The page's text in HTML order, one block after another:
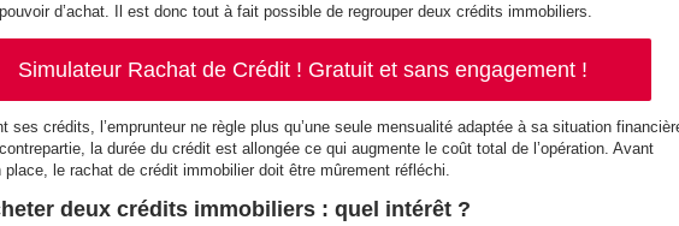
d’achat. Il est donc tout à fait possible de regrouper deux crédits immobiliers.
Simulateur Rachat de Crédit ! Gratuit et sans engagement !
ses crédits, l’emprunteur ne règle plus qu’une seule mensualité adaptée à sa situation
la durée du crédit est allongée ce qui augmente le coût total de l’opération. Avant
place, le rachat de crédit immobilier doit être mûrement réfléchi.
deux crédits immobiliers : quel intérêt ?